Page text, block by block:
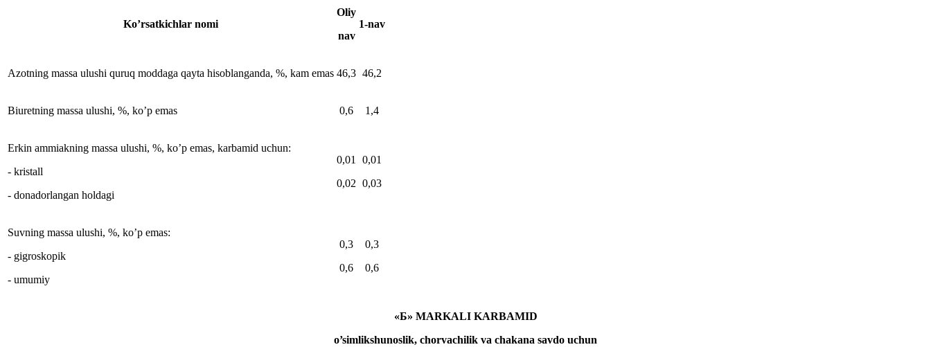
Ko’rsatkichlar nomi
Oliy
nav
1-nav
Azotning massa ulushi quruq moddaga qayta hisoblanganda, %, kam emas 46,3 46,2
Biuretning massa ulushi, %, ko’p emas 0,6 1,4
Erkin ammiakning massa ulushi, %, ko’p emas, karbamid uchun:
- kristall
- donadorlangan holdagi
0,01
0,02
0,01
0,03
Suvning massa ulushi, %, ko’p emas:
- gigroskopik
- umumiy
0,3
0,6
0,3
0,6
«Б» MARKALI KARBAMID
o’simlikshunoslik, chorvachilik va chakana savdo uchun